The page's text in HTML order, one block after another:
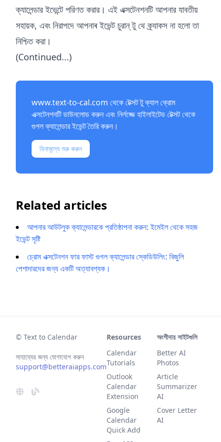
ক্যালেন্ডার ইভেন্টে পরিণত করার। এই এক্সটেনশনটি আপনার যাবতীয়
সহায়ক, এবং নিরাপদে আপনাৰ ইভেন্ট চুরান্ টু থে ক্র্যাকস না হলো তা
নিশ্চিত করা।
(Continued...)
www.text-to-cal.com থেকে টেক্সট টু ক্যাল ক্রোম
এক্সটেনশনটি ডাউনলোড করুন এবং নির্লজ্জে হাইলাইটেড টেক্সট থেকে
গুগল ক্যালেন্ডার ইভেন্ট তৈরি করুন।
বিনামূল্যে শুরু করুন
Related articles
আপনার আউটলুক ক্যালেন্ডারকে প্রতিষ্ঠাপনা করুন: ইমেইল থেকে সহজ
ইভেন্ট সৃষ্টি
চ্রোম এক্সটেনশন ফার ফাস্ট গুগল ক্যালেন্ডার স্কেডিউলিং: বিজুলি
পেশাদারদের জন্য একটি অত্যাবশ্যক।
© Text to Calendar
সাহায্যের জন্য যোগাযোগ করুন
support@betteraiapps.com
Resources
Calendar
Tutorials
Outlook
Calendar
Extension
Google
Calendar
Quick Add
অংশীদার সাইটগুলি
Better AI
Photos
Article
Summarizer
AI
Cover Letter
AI